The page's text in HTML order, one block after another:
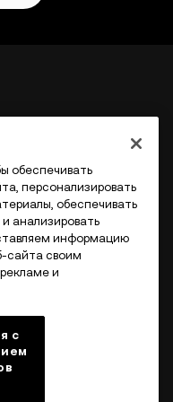
обеспечивать
персонализировать
обеспечивать
анализировать
информацию
сайта своим
и
с